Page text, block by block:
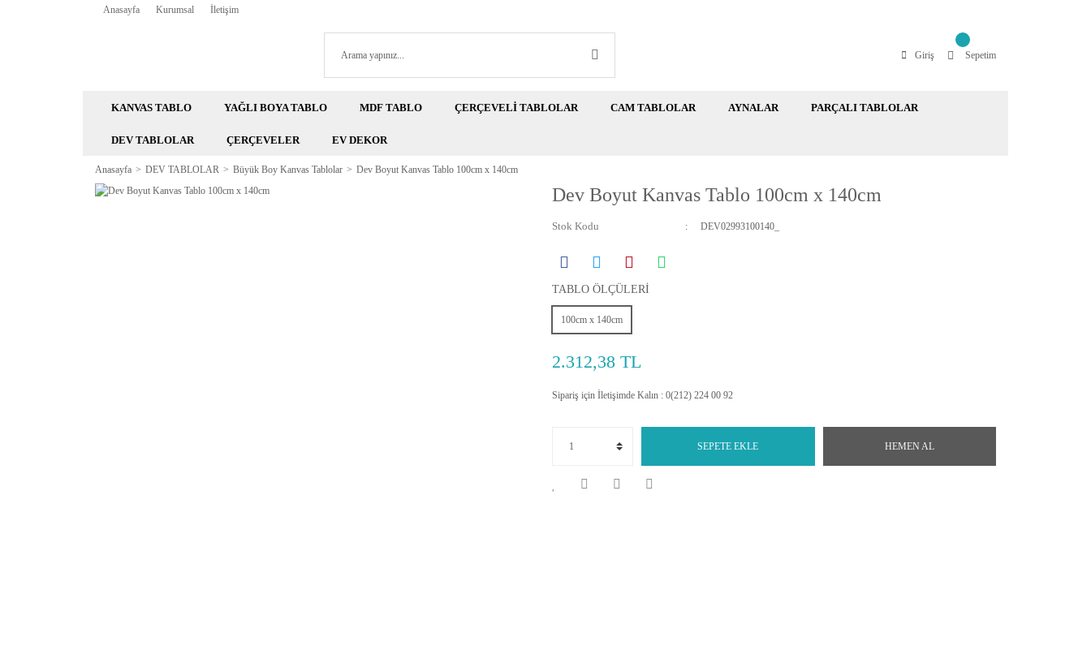
Anasayfa Kurumsal İletişim
Giriş Sepetim
KANVAS TABLO YAĞLI BOYA TABLO MDF TABLO ÇERÇEVELİ TABLOLAR CAM TABLOLAR AYNALAR PARÇALI TABLOLAR
DEV TABLOLAR ÇERÇEVELER EV DEKOR
Anasayfa DEV TABLOLAR Büyük Boy Kanvas Tablolar Dev Boyut Kanvas Tablo 100cm x 140cm
Dev Boyut Kanvas Tablo 100cm x 140cm
Stok Kodu DEV02993100140_
TABLO ÖLÇÜLERİ
100cm x 140cm
2.312,38 TL
Sipariş için İletişimde Kalın : 0(212) 224 00 92
SEPETE EKLE HEMEN AL